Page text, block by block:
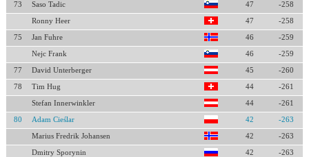
73 Saso Tadic 47 -258
Ronny Heer 47 -258
75 Jan Fuhre 46 -259
Nejc Frank 46 -259
77 David Unterberger 45 -260
78 Tim Hug 44 -261
Stefan Innerwinkler 44 -261
80 Adam Cieślar 42 -263
Marius Fredrik Johansen 42 -263
Dmitry Sporynin 42 -263